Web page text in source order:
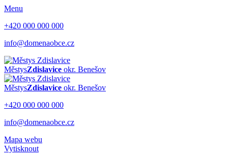
Menu
+420 000 000 000
info@domenaobce.cz
MěstysZdislavice okr. Benešov
MěstysZdislavice okr. Benešov
+420 000 000 000
info@domenaobce.cz
Mapa webu
Vytisknout